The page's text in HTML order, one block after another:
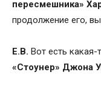
пересмешника»
продолжение его,
Е.В. Вот есть какая-
«Стоунер» Джона